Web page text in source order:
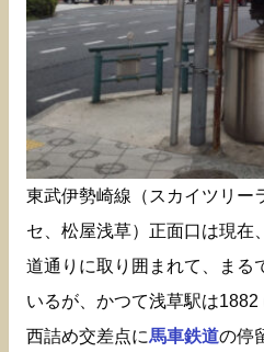
東武伊勢崎線（スカイツリー
セ、松屋浅草）正面口は現在
道通りに取り囲まれて、まる
いるが、かつて浅草駅は
西詰め交差点に馬車鉄道の停